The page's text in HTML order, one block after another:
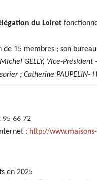
du Loiret
15 membres ; son
GELLY, Vice-
; Catherine PAUPELIN-
95 66 72
: http://
en 2025